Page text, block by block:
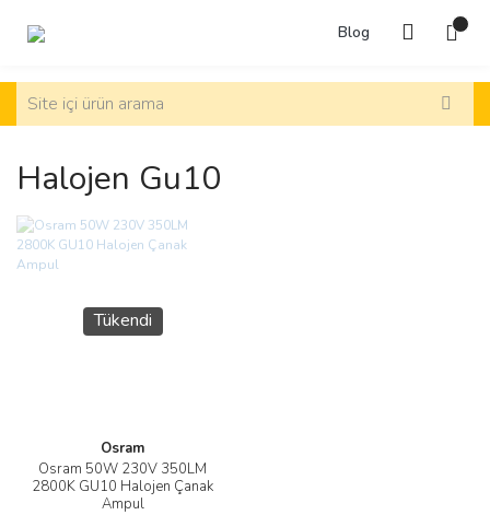
Blog
Halojen Gu10
Tükendi
Osram
Osram 50W 230V 350LM
2800K GU10 Halojen Çanak
Ampul